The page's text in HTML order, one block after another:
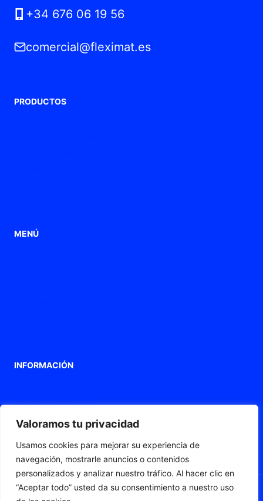
Valoramos tu privacidad
Usamos cookies para mejorar su experiencia de
navegación, mostrarle anuncios o contenidos
personalizados y analizar nuestro tráfico. Al hacer clic en
“Aceptar todo” usted da su consentimiento a nuestro uso
+34 676 06 19 56
comercial@fleximat.es
PRODUCTOS
MENÚ
INFORMACIÓN
Declaración de accesibilidad
Mapa web